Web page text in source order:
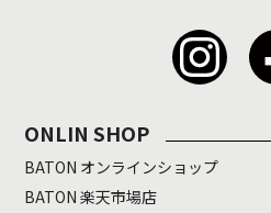
ONLIN SHOP
BATON オンラインショップ
BATON 楽天市場店